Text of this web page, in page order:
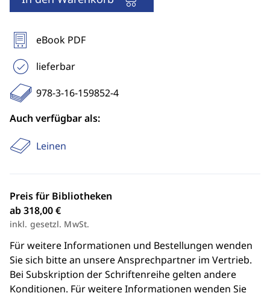
eBook PDF
lieferbar
978-3-16-159852-4
Auch verfügbar als:
Leinen
Preis für Bibliotheken
ab 318,00 €
inkl. gesetzl. MwSt.
Für weitere Informationen und Bestellungen wenden
Sie sich bitte an unsere Ansprechpartner im Vertrieb.
Bei Subskription der Schriftenreihe gelten andere
Konditionen. Für weitere Informationen wenden Sie